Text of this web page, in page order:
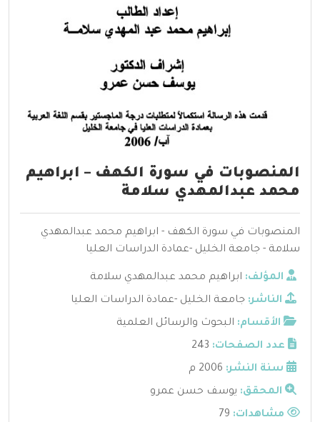
المنصوبات في سورة الكهف – ابراهيم
محمد عبدالمهدي سلامة
المنصوبات في سورة الكهف - ابراهيم محمد عبدالمهدي
سلامة - جامعة الخليل -عمادة الدراسات العليا
المؤلف: ابراهيم محمد عبدالمهدي سلامة
الناشر: جامعة الخليل -عمادة الدراسات العليا
الأقسام: البحوث والرسائل العلمية
عدد الصفحات: 243
سنة النشر: 2006 م
المحقق: يوسف حسن عمرو
مشاهدات: